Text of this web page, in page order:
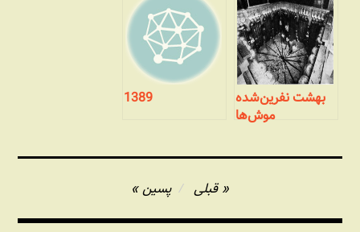
بهشت نفرین‌شده
موش‌ها
1389
نوشته
قبلی پسین